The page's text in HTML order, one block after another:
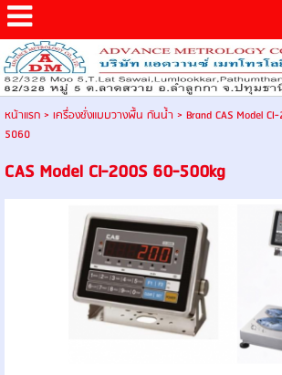
หน้าแรก> เครื่องชั่งแบบวางพื้น กันน้ำ > Brand CAS Model
5060
CAS Model CI-200S 60-500kg